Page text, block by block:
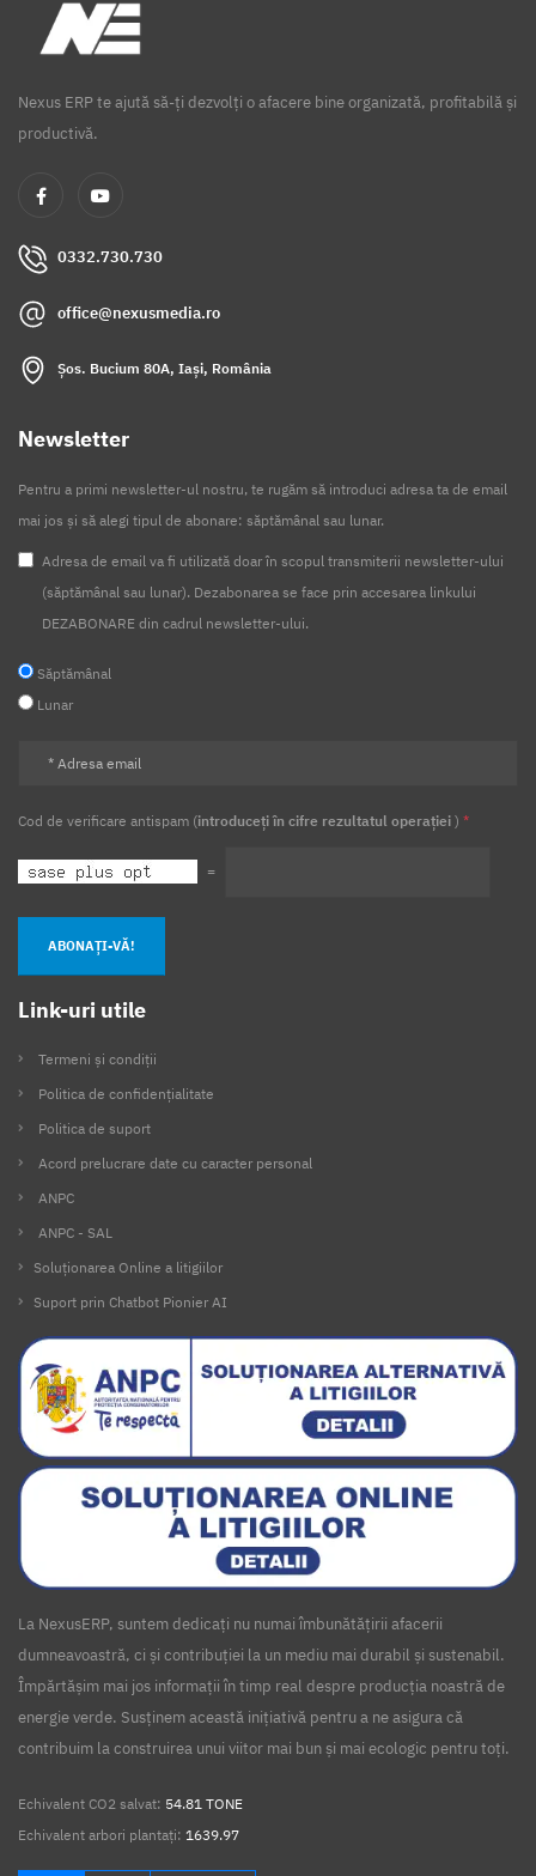
Nexus ERP te ajută să-ți dezvolți o afacere bine organizată, profitabilă și
productivă.
0332.730.730
office@nexusmedia.ro
Șos. Bucium 80A, Iași, România
Newsletter
Pentru a primi newsletter-ul nostru, te rugăm să introduci adresa ta de email
mai jos și să alegi tipul de abonare: săptămânal sau lunar.
Adresa de email va fi utilizată doar în scopul transmiterii newsletter-ului
(săptămânal sau lunar). Dezabonarea se face prin accesarea linkului
DEZABONARE din cadrul newsletter-ului.
Săptămânal
Lunar
Cod de verificare antispam (introduceți în cifre rezultatul operației ) *
=
ABONAȚI-VĂ!
Link-uri utile
Termeni și condiții
Politica de confidențialitate
Politica de suport
Acord prelucrare date cu caracter personal
ANPC
ANPC - SAL
Soluționarea Online a litigiilor
Suport prin Chatbot Pionier AI
La NexusERP, suntem dedicați nu numai îmbunătățirii afacerii
dumneavoastră, ci și contribuției la un mediu mai durabil și sustenabil.
Împărtășim mai jos informații în timp real despre producția noastră de
energie verde. Susținem această inițiativă pentru a ne asigura că
contribuim la construirea unui viitor mai bun și mai ecologic pentru toți.
Echivalent CO2 salvat: 54.81 TONE
Echivalent arbori plantați: 1639.97